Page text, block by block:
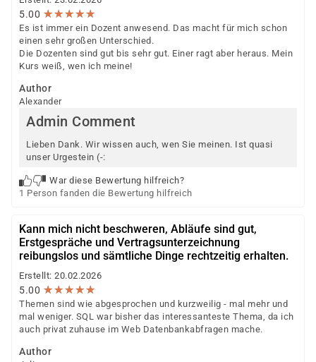
5.00 ★★★★★
★★★★★
Es ist immer ein Dozent anwesend. Das macht für mich schon
einen sehr großen Unterschied.
Die Dozenten sind gut bis sehr gut. Einer ragt aber heraus. Mein
Kurs weiß, wen ich meine!
Author
Alexander
Admin Comment
Lieben Dank. Wir wissen auch, wen Sie meinen. Ist quasi
unser Urgestein (-:
War diese Bewertung hilfreich?
1 Person fanden die Bewertung hilfreich
Kann mich nicht beschweren, Abläufe sind gut,
Erstgespräche und Vertragsunterzeichnung
reibungslos und sämtliche Dinge rechtzeitig erhalten.
Erstellt: 20.02.2026
5.00 ★★★★★
★★★★★
Themen sind wie abgesprochen und kurzweilig - mal mehr und
mal weniger. SQL war bisher das interessanteste Thema, da ich
auch privat zuhause im Web Datenbankabfragen mache.
Author